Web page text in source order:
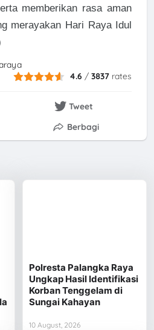
memberikan rasa aman
merayakan Hari Raya Idul
4.6 /3837 rates
Tweet
Berbagi
Polresta Palangka Raya
Ungkap Hasil Identifikasi
Korban Tenggelam di
Sungai Kahayan
10 August, 2026